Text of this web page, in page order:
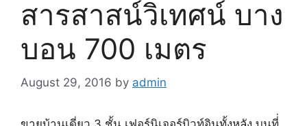
สารสาสน์วิเทศน์ บาง
บอน 700 เมตร
August 29, 2016 by admin